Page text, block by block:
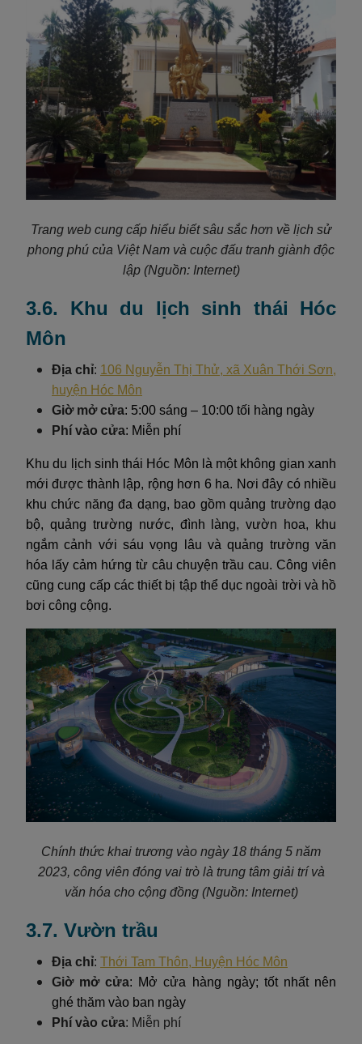
Trang web cung cấp hiểu biết sâu sắc hơn về lịch sử
phong phú của Việt Nam và cuộc đấu tranh giành độc
lập (Nguồn: Internet)
3.6. Khu du lịch sinh thái Hóc
Môn
Địa chỉ: 106 Nguyễn Thị Thử, xã Xuân Thới Sơn,
huyện Hóc Môn
Giờ mở cửa: 5:00 sáng – 10:00 tối hàng ngày
Phí vào cửa: Miễn phí
Khu du lịch sinh thái Hóc Môn là một không gian xanh
mới được thành lập, rộng hơn 6 ha. Nơi đây có nhiều
khu chức năng đa dạng, bao gồm quảng trường dạo
bộ, quảng trường nước, đình làng, vườn hoa, khu
ngắm cảnh với sáu vọng lâu và quảng trường văn
hóa lấy cảm hứng từ câu chuyện trầu cau. Công viên
cũng cung cấp các thiết bị tập thể dục ngoài trời và hồ
bơi công cộng.
Chính thức khai trương vào ngày 18 tháng 5 năm
2023, công viên đóng vai trò là trung tâm giải trí và
văn hóa cho cộng đồng (Nguồn: Internet)
3.7. Vườn trầu
Địa chỉ: Thới Tam Thôn, Huyện Hóc Môn
Giờ mở cửa: Mở cửa hàng ngày; tốt nhất nên
ghé thăm vào ban ngày
Phí vào cửa: Miễn phí